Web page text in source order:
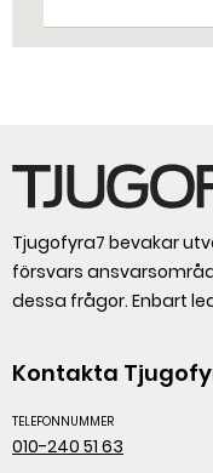
Tjugofyra7 bevakar
försvars
dessa frågor. Enbart
Kontakta
TELEFONNUMMER
010-240 51 63